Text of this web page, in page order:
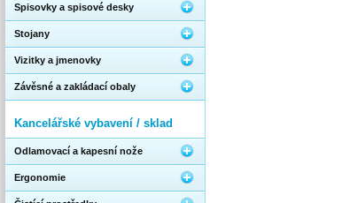
Spisovky a spisové desky
Stojany
Vizitky a jmenovky
Závěsné a zakládací obaly
Kancelářské vybavení / sklad
Odlamovací a kapesní nože
Ergonomie